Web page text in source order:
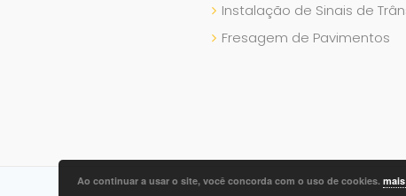
Instalação de Sinais de
Fresagem de Pavimentos
Ao continuar a usar o site, você concorda com o uso de cookies.